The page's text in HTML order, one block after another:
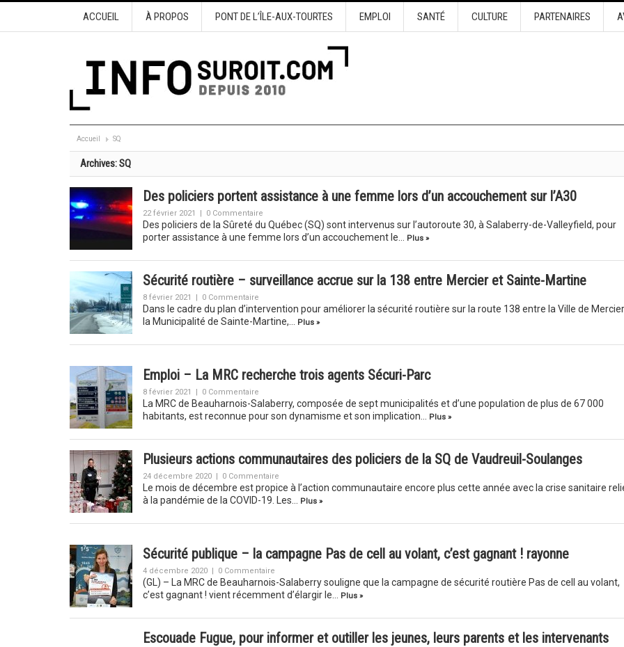
ACCUEIL À PROPOS PONT DE L’ÎLE-AUX-TOURTES EMPLOI SANTÉ CULTURE PARTENAIRES
Accueil SQ
Archives:SQ
Des policiers portent assistance à une femme lors d’un accouchement sur l’A30
22 février 2021 | 0 Commentaire
Des policiers de la Sûreté du Québec (SQ) sont intervenus sur l’autoroute 30, à Salaberry-de-Valleyfield, pour
porter assistance à une femme lors d’un accouchement le…
Plus »
Sécurité routière – surveillance accrue sur la 138 entre Mercier et Sainte-Martine
8 février 2021 | 0 Commentaire
Dans le cadre du plan d’intervention pour améliorer la sécurité routière sur la route 138 entre la Ville de
la Municipalité de Sainte-Martine,…
Plus »
Emploi – La MRC recherche trois agents Sécuri-Parc
8 février 2021 | 0 Commentaire
La MRC de Beauharnois-Salaberry, composée de sept municipalités et d’une population de plus de 67 000
habitants, est reconnue pour son dynamisme et son implication…
Plus »
Plusieurs actions communautaires des policiers de la SQ de Vaudreuil-Soulanges
24 décembre 2020 | 0 Commentaire
Le mois de décembre est propice à l’action communautaire encore plus cette année avec la crise sanitaire
à la pandémie de la COVID-19. Les…
Plus »
Sécurité publique – la campagne Pas de cell au volant, c’est gagnant ! rayonne
4 décembre 2020 | 0 Commentaire
(GL) – La MRC de Beauharnois-Salaberry souligne que la campagne de sécurité routière Pas de cell au volant,
c’est gagnant ! vient récemment d’élargir le…
Plus »
Escouade Fugue, pour informer et outiller les jeunes, leurs parents et les intervenants